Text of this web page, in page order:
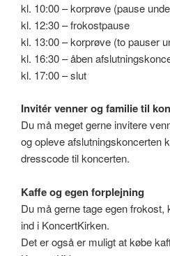
kl. 10:00 – korprøve (pause
kl. 12:30 – frokostpause
kl. 13:00 – korprøve (to pauser
kl. 16:30 – åben
kl. 17:00 – slut
Invitér venner og familie til
Du må meget gerne invitere
og opleve afslutningskoncerten
dresscode til koncerten.
Kaffe og egen forplejning
Du må gerne tage egen
ind i KoncertKirken.
Det er også er muligt at købe